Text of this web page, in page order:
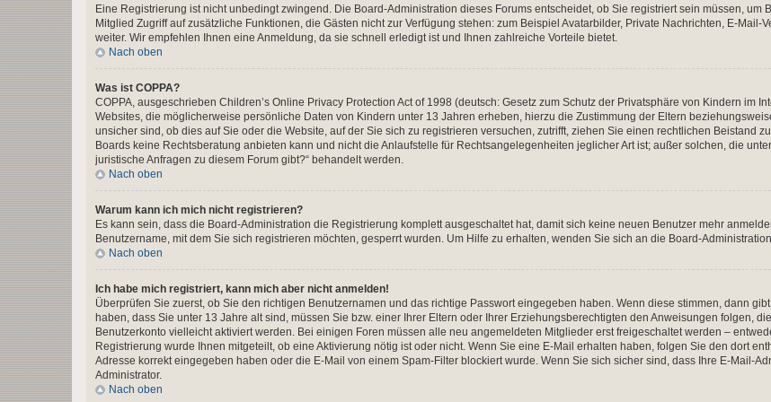
Eine Registrierung ist nicht unbedingt zwingend. Die Board-Administration dieses Forums entscheidet, ob Sie registriert sein müssen,
Mitglied Zugriff auf zusätzliche Funktionen, die Gästen nicht zur Verfügung stehen: zum Beispiel Avatarbilder, Private Nachrichten, E-
weiter. Wir empfehlen Ihnen eine Anmeldung, da sie schnell erledigt ist und Ihnen zahlreiche Vorteile bietet.
Nach oben
Was ist COPPA?
COPPA, ausgeschrieben Children’s Online Privacy Protection Act of 1998 (deutsch: Gesetz zum Schutz der Privatsphäre von Kindern im
Websites, die möglicherweise persönliche Daten von Kindern unter 13 Jahren erheben, hierzu die Zustimmung der Eltern
unsicher sind, ob dies auf Sie oder die Website, auf der Sie sich zu registrieren versuchen, zutrifft, ziehen Sie einen rechtlichen Beistand
Boards keine Rechtsberatung anbieten kann und nicht die Anlaufstelle für Rechtsangelegenheiten jeglicher Art ist; außer solchen, die
juristische Anfragen zu diesem Forum gibt?“ behandelt werden.
Nach oben
Warum kann ich mich nicht registrieren?
Es kann sein, dass die Board-Administration die Registrierung komplett ausgeschaltet hat, damit sich keine neuen Benutzer mehr
Benutzername, mit dem Sie sich registrieren möchten, gesperrt wurden. Um Hilfe zu erhalten, wenden Sie sich an die Board-Administration.
Nach oben
Ich habe mich registriert, kann mich aber nicht anmelden!
Überprüfen Sie zuerst, ob Sie den richtigen Benutzernamen und das richtige Passwort eingegeben haben. Wenn diese stimmen, dann
haben, dass Sie unter 13 Jahre alt sind, müssen Sie bzw. einer Ihrer Eltern oder Ihrer Erziehungsberechtigten den Anweisungen folgen,
Benutzerkonto vielleicht aktiviert werden. Bei einigen Foren müssen alle neu angemeldeten Mitglieder erst freigeschaltet werden –
Registrierung wurde Ihnen mitgeteilt, ob eine Aktivierung nötig ist oder nicht. Wenn Sie eine E-Mail erhalten haben, folgen Sie den dort
Adresse korrekt eingegeben haben oder die E-Mail von einem Spam-Filter blockiert wurde. Wenn Sie sich sicher sind, dass Ihre E-Mail-
Administrator.
Nach oben